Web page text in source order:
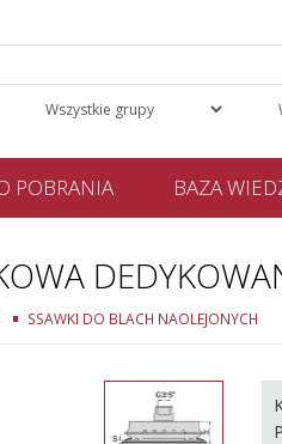
POBRANIA BAZA
SSAWKI DO BLACH NAOLEJONYCH